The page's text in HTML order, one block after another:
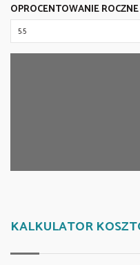
OPROCENTOWANIE ROCZNE
KALKULATOR